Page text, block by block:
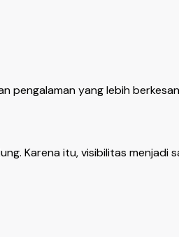
yang lebih
Karena itu, visibilitas